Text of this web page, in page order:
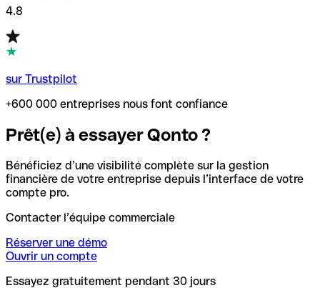
4.8
sur Trustpilot
+600 000 entreprises nous font confiance
Prêt(e) à essayer Qonto ?
Bénéficiez d’une visibilité complète sur la gestion
financière de votre entreprise depuis l’interface de votre
compte pro.
Contacter l’équipe commerciale
Réserver une démo
Ouvrir un compte
Essayez gratuitement pendant 30 jours